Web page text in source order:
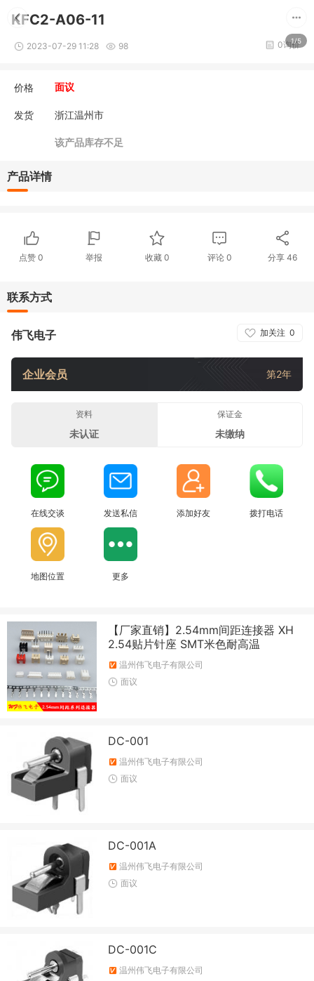
1/5
KFC2-A06-11
2023-07-29 11:28 98 0询价
价格 面议
发货 浙江温州市
该产品库存不足
产品详情
点赞0 举报 收藏 0 评论0 分享46
联系方式
加关注 0
伟飞电子
企业会员 第2年
资料
未认证
保证金
未缴纳
在线交谈 发送私信 添加好友 拨打电话
地图位置 更多
【厂家直销】2.54mm间距连接器 XH
2.54贴片针座 SMT米色耐高温
温州伟飞电子有限公司
面议
DC-001
温州伟飞电子有限公司
面议
DC-001A
温州伟飞电子有限公司
面议
DC-001C
温州伟飞电子有限公司